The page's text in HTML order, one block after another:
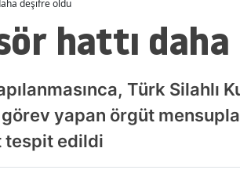
Amasya
Ankara
Antalya
Artvin
deşifre oldu
hattı
Türk Silahlı
yapan örgüt
tespit edildi